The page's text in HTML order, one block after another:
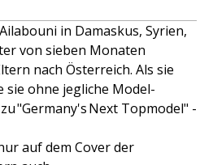
in Damaskus, Syrien,
von sieben Monaten
nach Österreich. Als sie
sie ohne jegliche Model-
"Germany's Next Topmodel" -
auf dem Cover der